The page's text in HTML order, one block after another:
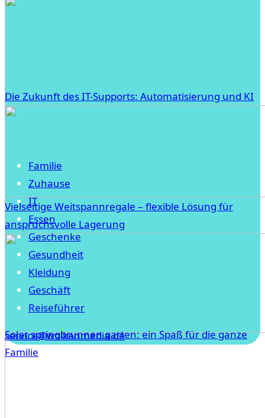
Die Zukunft des IT-Supports: Automatisierung und KI
Vielseitige Weitspannregale – flexible Lösung für
anspruchsvolle Lagerung
Solar springbrunnen garten: ein Spaß für die ganze
Familie
Familie
Zuhause
IT
Essen
Geschenke
Gesundheit
Kleidung
Geschäft
Reiseführer
service@wolkenmedia.de